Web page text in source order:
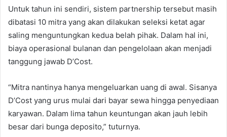
Untuk tahun ini sendiri, sistem partnership tersebut masih
dibatasi 10 mitra yang akan dilakukan seleksi ketat agar
saling menguntungkan kedua belah pihak. Dalam hal ini,
biaya operasional bulanan dan pengelolaan akan menjadi
tanggung jawab D’Cost.
“Mitra nantinya hanya mengeluarkan uang di awal. Sisanya
D’Cost yang urus mulai dari bayar sewa hingga penyediaan
karyawan. Dalam lima tahun keuntungan akan jauh lebih
besar dari bunga deposito,” tuturnya.